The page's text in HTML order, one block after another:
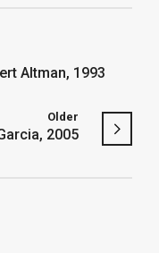
Altman, 1993
Older
2005